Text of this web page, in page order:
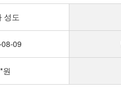
성도
09
원